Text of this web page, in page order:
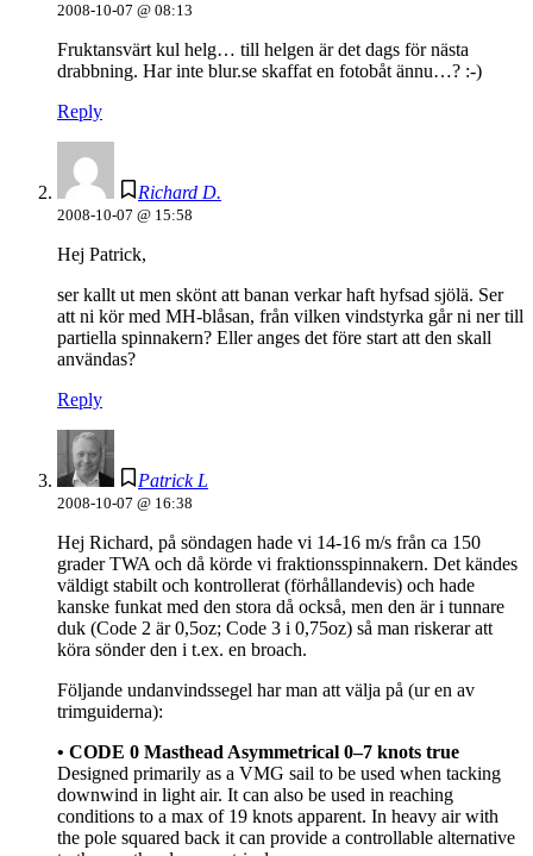
2008-10-07 @ 08:13
Fruktansvärt kul helg… till helgen är det dags för nästa
drabbning. Har inte blur.se skaffat en fotobåt ännu…? :-)
Reply
Richard D.
2008-10-07 @ 15:58
Hej Patrick,
ser kallt ut men skönt att banan verkar haft hyfsad sjölä. Ser
att ni kör med MH-blåsan, från vilken vindstyrka går ni ner till
partiella spinnakern? Eller anges det före start att den skall
användas?
Reply
Patrick L
2008-10-07 @ 16:38
Hej Richard, på söndagen hade vi 14-16 m/s från ca 150
grader TWA och då körde vi fraktionsspinnakern. Det kändes
väldigt stabilt och kontrollerat (förhållandevis) och hade
kanske funkat med den stora då också, men den är i tunnare
duk (Code 2 är 0,5oz; Code 3 i 0,75oz) så man riskerar att
köra sönder den i t.ex. en broach.
Följande undanvindssegel har man att välja på (ur en av
trimguiderna):
• CODE 0 Masthead Asymmetrical 0–7 knots true
Designed primarily as a VMG sail to be used when tacking
downwind in light air. It can also be used in reaching
conditions to a max of 19 knots apparent. In heavy air with
the pole squared back it can provide a controllable alternative